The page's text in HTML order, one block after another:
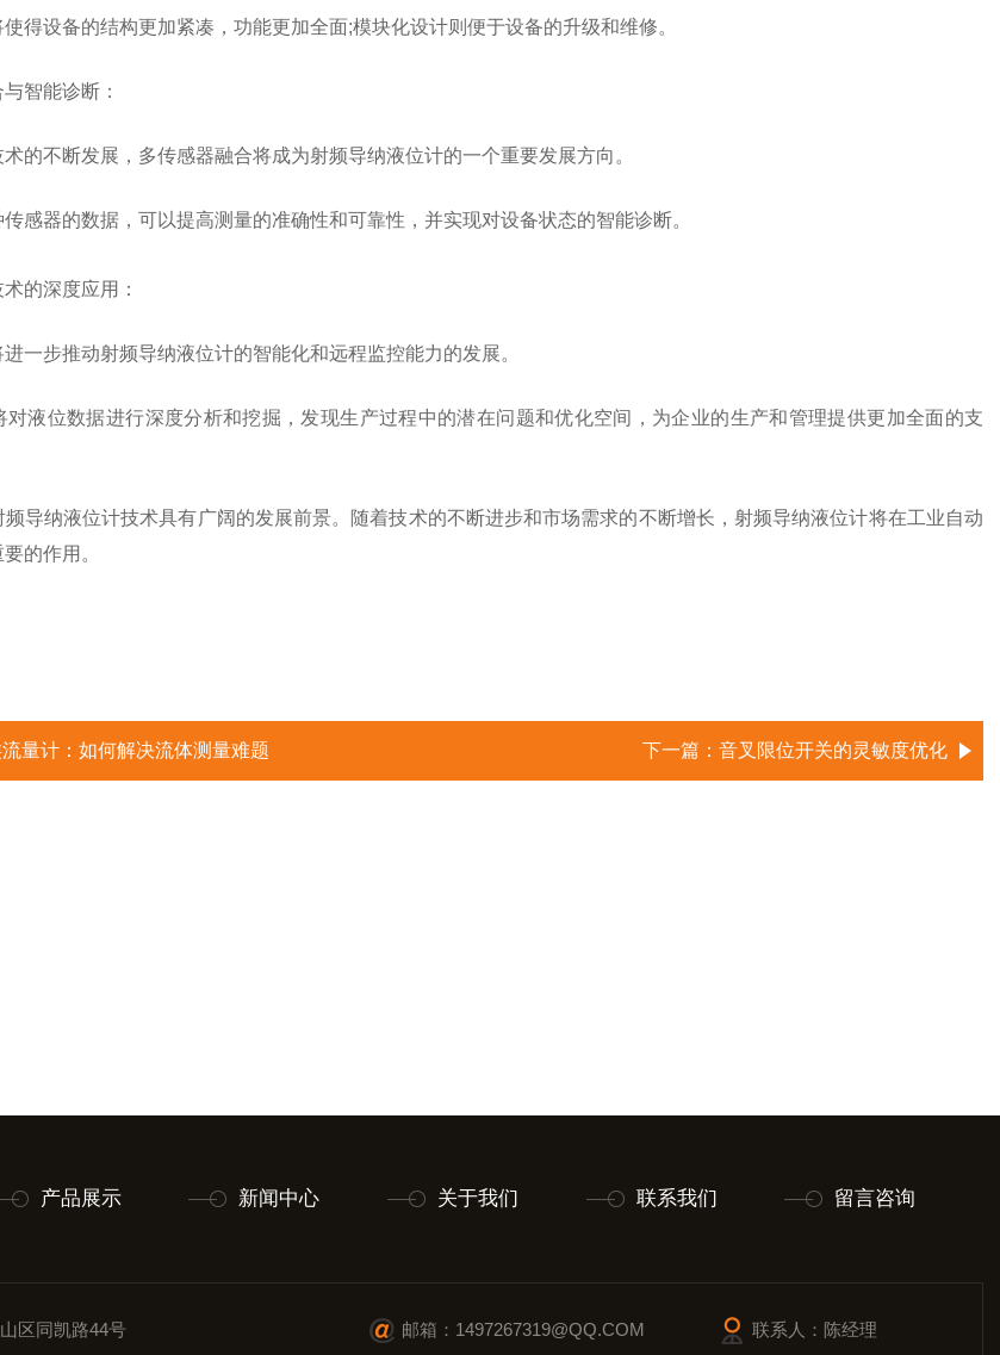
设备的结构更加紧凑，功能更加全面;模块化设计则便于设备的升级和维修。
智能诊断：
不断发展，多传感器融合将成为射频导纳液位计的一个重要发展方向。
器的数据，可以提高测量的准确性和可靠性，并实现对设备状态的智能诊断。
的深度应用：
步推动射频导纳液位计的智能化和远程监控能力的发展。
位数据进行深度分析和挖掘，发现生产过程中的潜在问题和优化空间，为企业的生产和管理提供更加全面的支
纳液位计技术具有广阔的发展前景。随着技术的不断进步和市场需求的不断增长，射频导纳液位计将在工业自动
的作用。
流量计：如何解决流体测量难题 下一篇： 音叉限位开关的灵敏度优化
产品展示 新闻中心 关于我们 联系我们 留言咨询
区同凯路44号 邮箱：1497267319@QQ.COM 联系人：陈经理